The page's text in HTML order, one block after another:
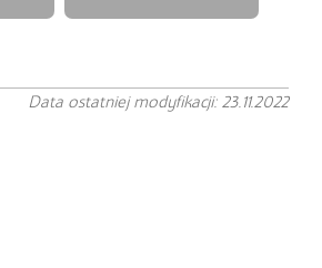
Data ostatniej modyfikacji: 23.11.2022